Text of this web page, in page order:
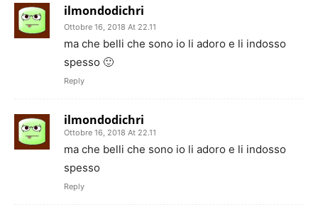
ilmondodichri
Ottobre 16, 2018 At 22.11
ma che belli che sono io li adoro e li indosso
spesso 🙂
Reply
ilmondodichri
Ottobre 16, 2018 At 22.11
ma che belli che sono io li adoro e li indosso
spesso
Reply